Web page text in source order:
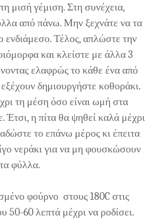
μισή γέμιση. Στη συνέχεια,
από πάνω. Μην ξεχνάτε να τα
Τέλος, απλώστε την
και κλείστε με άλλα 3
ελαφρώς το κάθε ένα από
δημιουργήστε κοθοράκι.
τη μέση όσο είναι ωμή στα
Έτσι, η πίτα θα ψηθεί καλά μέχρι
το επάνω μέρος κι έπειτα
νεράκι για να μη φουσκώσουν
τα φύλλα.
φούρνο στους 180C στις
50-60 λεπτά μέχρι να ροδίσει.